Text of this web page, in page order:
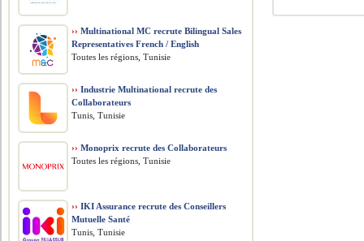
›› Multinational MC recrute Bilingual Sales
Representatives French / English
Toutes les régions, Tunisie
›› Industrie Multinational recrute des
Collaborateurs
Tunis, Tunisie
›› Monoprix recrute des Collaborateurs
Toutes les régions, Tunisie
›› IKI Assurance recrute des Conseillers
Mutuelle Santé
Tunis, Tunisie